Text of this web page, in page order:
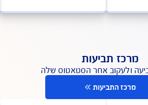
ושירות לקוחות